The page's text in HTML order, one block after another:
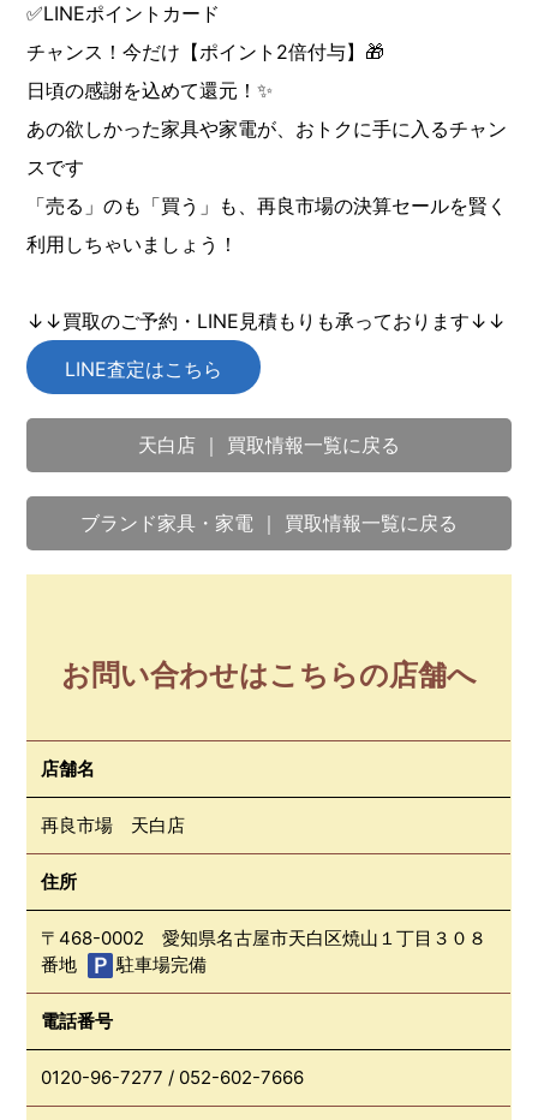
✅LINEポイントカード
チャンス！今だけ【ポイント2倍付与】🎁
日頃の感謝を込めて還元！✨
あの欲しかった家具や家電が、おトクに手に入るチャン
スです
「売る」のも「買う」も、再良市場の決算セールを賢く
利用しちゃいましょう！
↓↓買取のご予約・LINE見積もりも承っております↓↓
LINE査定はこちら
天白店 ｜ 買取情報一覧に戻る
ブランド家具・家電 ｜ 買取情報一覧に戻る
お問い合わせはこちらの店舗へ
店舗名
再良市場 天白店
住所
〒468-0002 愛知県名古屋市天白区焼山１丁目３０８
番地
駐車場完備
電話番号
0120-96-7277 / 052-602-7666